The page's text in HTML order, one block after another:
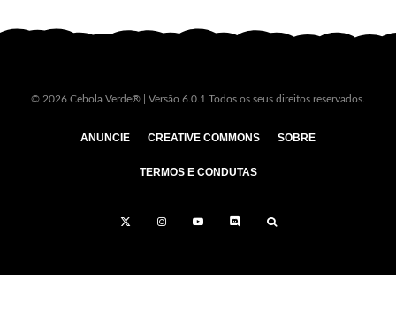
© 2026 Cebola Verde® | Versão 6.0.1 Todos os seus direitos reservados.
ANUNCIE CREATIVE COMMONS SOBRE
TERMOS E CONDUTAS